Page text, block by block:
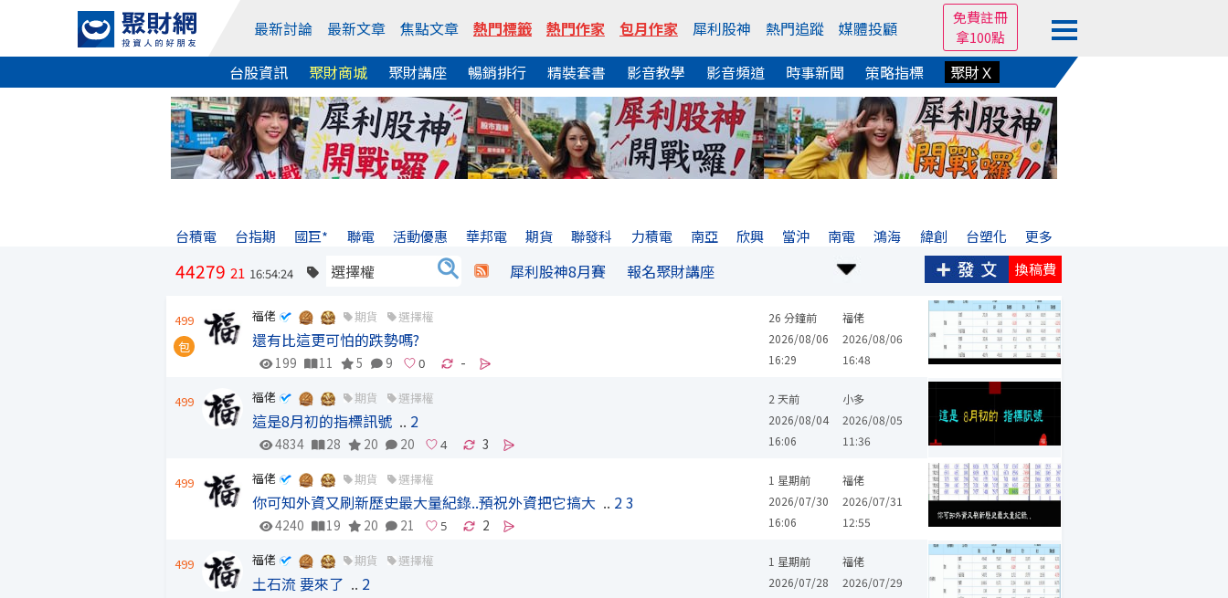
最新討論 最新文章 焦點文章 熱門標籤 熱門作家 包月作家 犀利股神 熱門追蹤 媒體投顧
免費註冊
拿100點
台股資訊 聚財商城 聚財講座 暢銷排行 精裝套書 影音教學 影音頻道 時事新聞 策略指標 聚財Ｘ
台積電 台指期 國巨* 聯電 活動優惠 華邦電 期貨 聯發科 力積電 南亞 欣興 當沖 南電 鴻海 緯創 台塑化 更多
44279 21 16:54:24 犀利股神8月賽 報名聚財講座 換稿費
499
包
福佬 期貨 選擇權
26 分鐘前
2026/08/06
16:29
還有比這更可怕的跌勢嗎?
199 11 5 9 -
福佬
2026/08/06
16:48
499 福佬 期貨 選擇權
2 天前
2026/08/04
16:06
這是8月初的指標訊號 .. 2
4834 28 20 20 3
小多
2026/08/05
11:36
499 福佬 期貨 選擇權
1 星期前
2026/07/30
16:06
你可知外資又刷新歷史最大量紀錄..預祝外資把它搞大 .. 23
4240 19 20 21 2
福佬
2026/07/31
12:55
499 福佬 期貨 選擇權
1 星期前
2026/07/28
土石流 要來了 .. 2
福佬
2026/07/29